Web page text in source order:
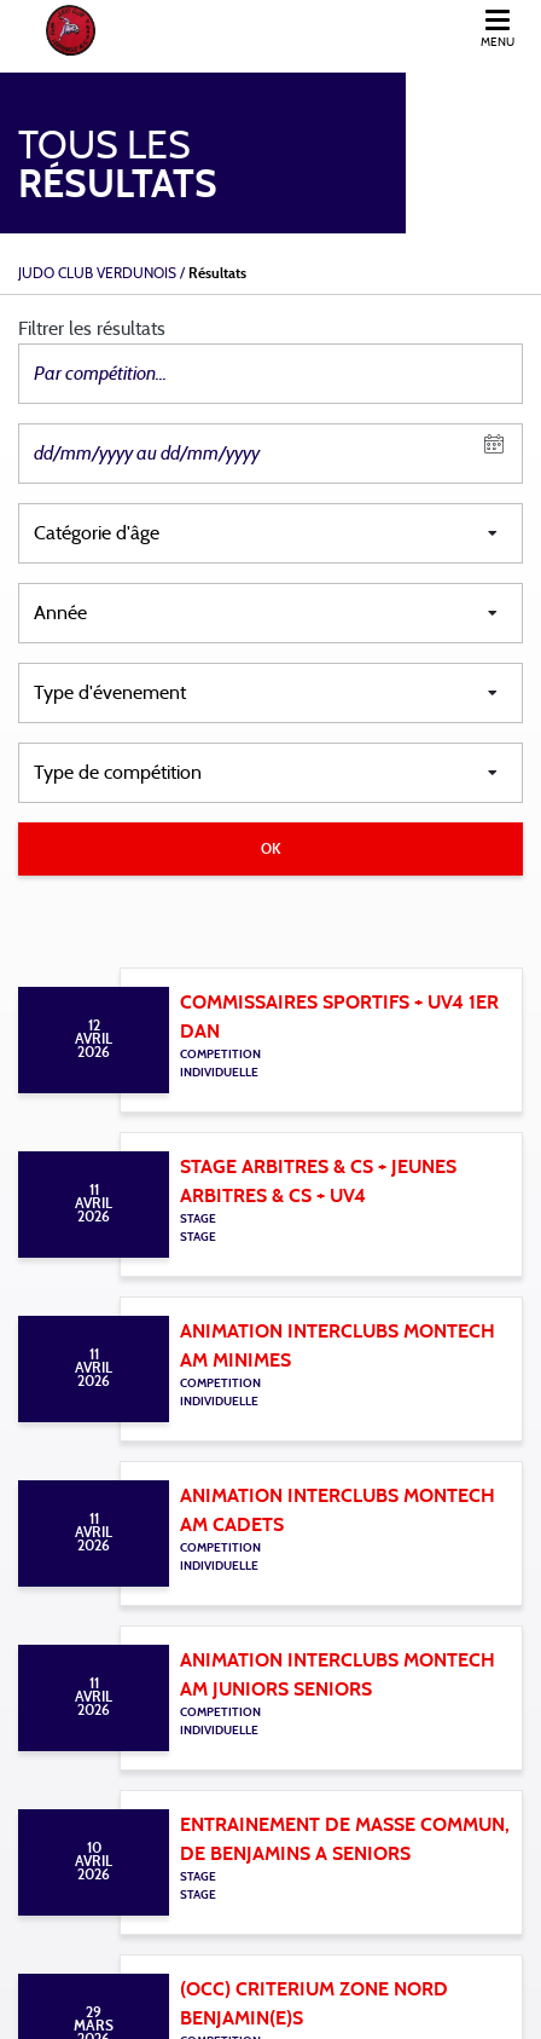
MENU
TOUS LES
RÉSULTATS
JUDO CLUB VERDUNOIS / Résultats
Filtrer les résultats
12
AVRIL
2026
COMMISSAIRES SPORTIFS + UV4 1ER
DAN
COMPETITION
INDIVIDUELLE
11
AVRIL
2026
STAGE ARBITRES & CS + JEUNES
ARBITRES & CS + UV4
STAGE
STAGE
11
AVRIL
2026
ANIMATION INTERCLUBS MONTECH
AM MINIMES
COMPETITION
INDIVIDUELLE
11
AVRIL
2026
ANIMATION INTERCLUBS MONTECH
AM CADETS
COMPETITION
INDIVIDUELLE
11
AVRIL
2026
ANIMATION INTERCLUBS MONTECH
AM JUNIORS SENIORS
COMPETITION
INDIVIDUELLE
10
AVRIL
2026
ENTRAINEMENT DE MASSE COMMUN,
DE BENJAMINS A SENIORS
STAGE
STAGE
29
MARS
(OCC) CRITERIUM ZONE NORD
BENJAMIN(E)S